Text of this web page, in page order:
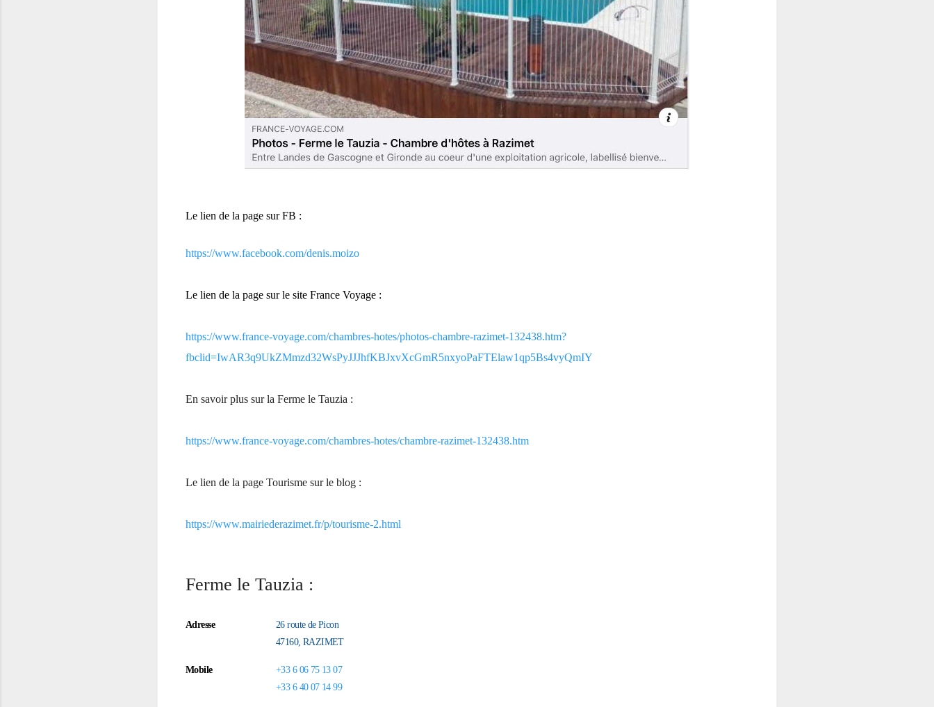
Le lien de la page sur FB :
https://www.facebook.com/denis.moizo
Le lien de la page sur le site France Voyage :
https://www.france-voyage.com/chambres-hotes/photos-chambre-razimet-132438.htm?
fbclid=IwAR3q9UkZMmzd32WsPyJJJhfKBJxvXcGmR5nxyoPaFTElaw1qp5Bs4vyQmIY
En savoir plus sur la Ferme le Tauzia :
https://www.france-voyage.com/chambres-hotes/chambre-razimet-132438.htm
Le lien de la page Tourisme sur le blog :
https://www.mairiederazimet.fr/p/tourisme-2.html
Ferme le Tauzia :
Adresse
26 route de Picon
47160, RAZIMET
Mobile
+33 6 06 75 13 07
+33 6 40 07 14 99